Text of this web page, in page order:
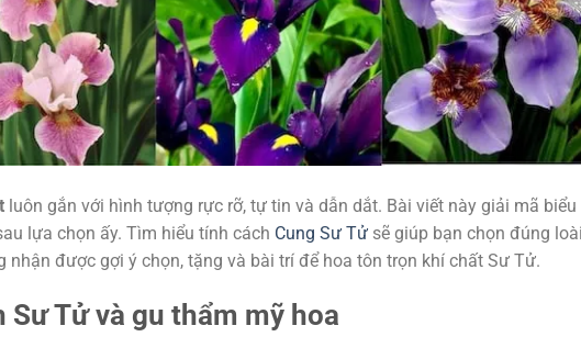
luôn gắn với hình tượng rực rỡ, tự tin và dẫn dắt. Bài viết này giải mã biểu
lựa chọn ấy. Tìm hiểu tính cách Cung Sư Tử sẽ giúp bạn chọn đúng
nhận được gợi ý chọn, tặng và bài trí để hoa tôn trọn khí chất Sư Tử.
Tử và gu thẩm mỹ hoa